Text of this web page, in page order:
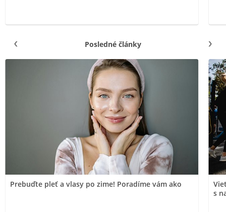
Posledné články
Prebuďte pleť a vlasy po zime! Poradíme vám ako
s